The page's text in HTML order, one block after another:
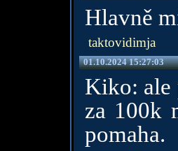
Hlavně
taktovidimja
01.10.2024 15:27:03
Kiko: ale
za 100k
pomaha.